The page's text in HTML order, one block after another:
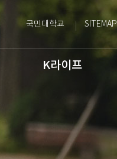
국민대학교 SITEMAP
K라이프